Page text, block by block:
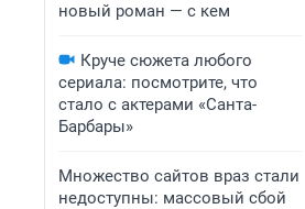
новый роман — с кем
Круче сюжета любого
сериала: посмотрите, что
стало с актерами «Санта-
Барбары»
Множество сайтов враз стали
недоступны: массовый сбой